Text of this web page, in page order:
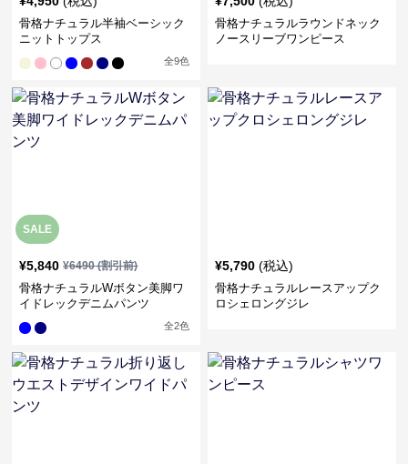
骨格ナチュラル半袖ベーシック
ニットトップス
全9色
骨格ナチュラルラウンドネック
ノースリーブワンピース
SALE
¥5,840 ¥6490(割引前)
骨格ナチュラルWボタン美脚ワ
イドレックデニムパンツ
全2色
¥5,790 (税込)
骨格ナチュラルレースアップク
ロシェロングジレ